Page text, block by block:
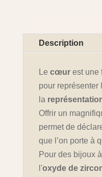
Description
Le cœurest une
pour représenter
la
Offrir un
permet de
que l’on porte à
Pour des bijoux
l'oxyde de